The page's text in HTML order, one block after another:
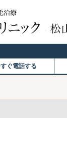
ぐ電話する